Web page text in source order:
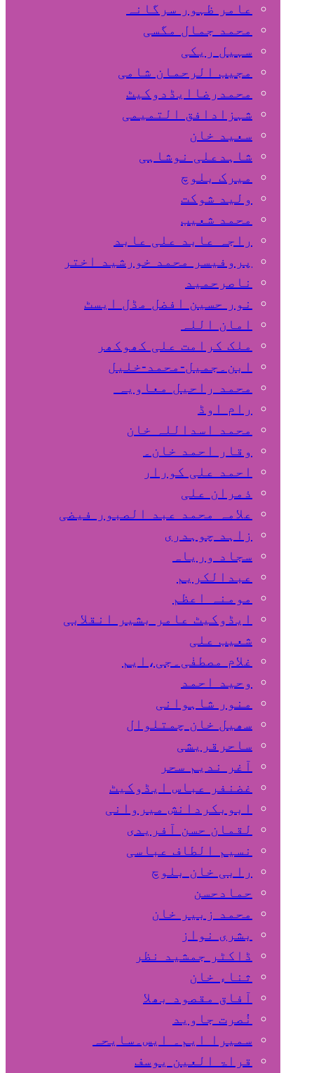
عامر ظہور سرگانہ
محمد جمال مگسی
سہیل ريكی
مجیب الرحمان شامی
محمدرضاایڈدوکیٹ
شہزادافق التمیمی
سعید خان
شاہدعلی نوشاہی
میرک بلوچ
ولید شوکت
محمد شعیب
راجہ عابد علی عابد
پروفیسر محمد خورشید اختر
ناصرحمید
نور حسین افضل مڈل ایسٹ
امان اللہ
ملک کرامت علی کھوکھر
ابن۔جمیل-محمد-خلیل
محمد راحیل معاویہ
رام اوڈ
محمد اسداللہ خان
وقار احمد خان۔
احمد علی کورار
ذمران علی
علامہ محمد عبد الصبور فیضی
زاہد چوہدری
سجاد وریاہ
عبدالکریم
مومنہ اعظم
ایڈوکیٹ عامر بشیر انقلابی
شعیب علی
غلام مصطفٰی۔جی،ایم
وحید احمد
منور شاہوانی
سھیل خان چمتلوال
ساحرقریشی
آغر ندیم سحر
غضنفر عباس ایڈوکیٹ
ابوبکردانش میروانی
لقمان حسن آفریدی
نسیم الطاف عباسی
رابی خان بلوچ
حمادحسن
محمد زبیر خان
بشری نواز
ڈاکٹر جمشید نظر
ثناء خان
آفاق مقصود بھلا
نُصرت جاوید
سمیرا ایم۔ ایس۔سایحہ
قراۃ العین یوسف